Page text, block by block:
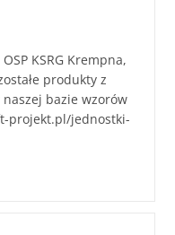
KSRG Krempna,
produkty z
bazie wzorów
projekt.pl/jednostki-